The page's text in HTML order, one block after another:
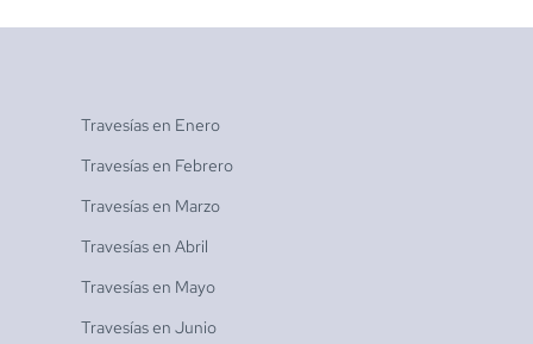
Travesías en Enero
Travesías en Febrero
Travesías en Marzo
Travesías en Abril
Travesías en Mayo
Travesías en Junio